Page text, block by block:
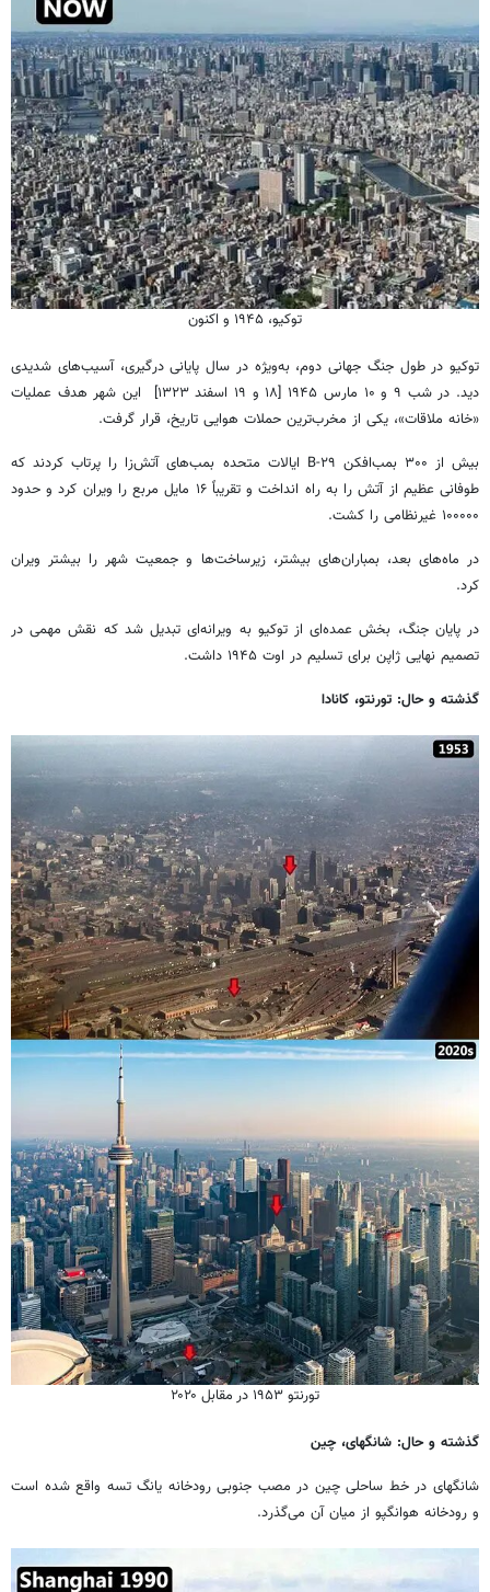
توکیو، ۱۹۴۵ و اکنون
توکیو در طول جنگ جهانی دوم، به‌ویژه در سال پایانی درگیری، آسیب‌های شدیدی
دید. در شب ۹ و ۱۰ مارس ۱۹۴۵ [۱۸ و ۱۹ اسفند ۱۳۲۳] این شهر هدف عملیات
«خانه ملاقات»، یکی از مخرب‌ترین حملات هوایی تاریخ، قرار گرفت.
بیش از ۳۰۰ بمب‌افکن B-۲۹ ایالات متحده بمب‌های آتش‌زا را پرتاب کردند که
طوفانی عظیم از آتش را به راه انداخت و تقریباً ۱۶ مایل مربع را ویران کرد و حدود
۱۰۰۰۰۰ غیرنظامی را کشت.
در ماه‌های بعد، بمباران‌های بیشتر، زیرساخت‌ها و جمعیت شهر را بیشتر ویران
کرد.
در پایان جنگ، بخش عمده‌ای از توکیو به ویرانه‌ای تبدیل شد که نقش مهمی در
تصمیم نهایی ژاپن برای تسلیم در اوت ۱۹۴۵ داشت.
گذشته و حال: تورنتو، کانادا
تورنتو ۱۹۵۳ در مقابل ۲۰۲۰
گذشته و حال: شانگهای، چین
شانگهای در خط ساحلی چین در مصب جنوبی رودخانه یانگ تسه واقع شده است
و رودخانه هوانگپو از میان آن می‌گذرد.